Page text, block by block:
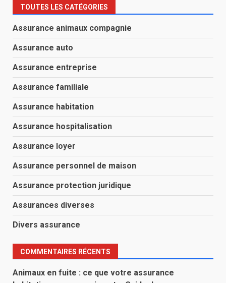
TOUTES LES CATÉGORIES
Assurance animaux compagnie
Assurance auto
Assurance entreprise
Assurance familiale
Assurance habitation
Assurance hospitalisation
Assurance loyer
Assurance personnel de maison
Assurance protection juridique
Assurances diverses
Divers assurance
COMMENTAIRES RÉCENTS
Animaux en fuite : ce que votre assurance